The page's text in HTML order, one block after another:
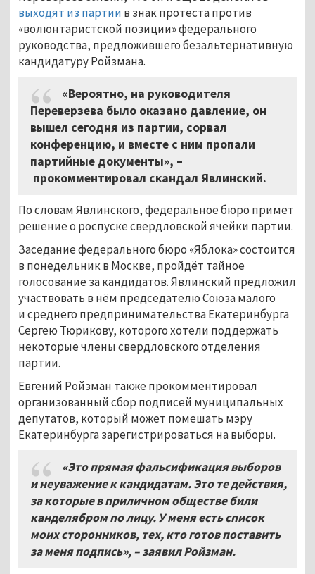
выходят из партии в знак протеста против
«волюнтаристской позиции» федерального
руководства, предложившего безальтернативную
кандидатуру Ройзмана.
«Вероятно, на руководителя
Переверзева было оказано давление, он
вышел сегодня из партии, сорвал
конференцию, и вместе с ним пропали
партийные документы», –
прокомментировал скандал Явлинский.
По словам Явлинского, федеральное бюро примет
решение о роспуске свердловской ячейки партии.
Заседание федерального бюро «Яблока» состоится
в понедельник в Москве, пройдёт тайное
голосование за кандидатов. Явлинский предложил
участвовать в нём председателю Союза малого
и среднего предпринимательства Екатеринбурга
Сергею Тюрикову, которого хотели поддержать
некоторые члены свердловского отделения
партии.
Евгений Ройзман также прокомментировал
организованный сбор подписей муниципальных
депутатов, который может помешать мэру
Екатеринбурга зарегистрироваться на выборы.
«Это прямая фальсификация выборов
и неуважение к кандидатам. Это те действия,
за которые в приличном обществе били
канделябром по лицу. У меня есть список
моих сторонников, тех, кто готов поставить
за меня подпись», – заявил Ройзман.